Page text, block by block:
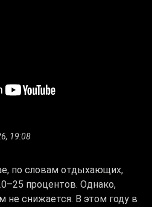
19:08
по словам отдыхающих,
процентов. Однако,
не снижается. В этом году в